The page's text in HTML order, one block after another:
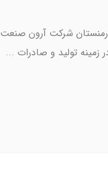
شرکت آرون صنعت
تولید و صادرات ...